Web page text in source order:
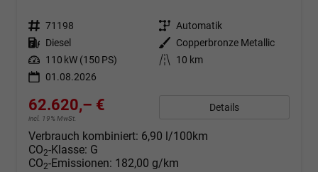
Fahrzeugnr. 71198 Getriebe Automatik
Kraftstoff Diesel Außenfarbe
Copperbronze Metallic
Leistung 110 kW (150 PS) Kilometerstand
10 km
01.08.2026
62.620,– €
incl. 19% MwSt.
Details
Verbrauch kombiniert: 6,90 l/100km
CO2-Klasse: G
CO2-Emissionen: 182,00 g/km